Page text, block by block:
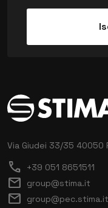
Via Giudei 33/35 40050
call +39 051 8651511
mail group@stima.it
mail group@pec.stima.it